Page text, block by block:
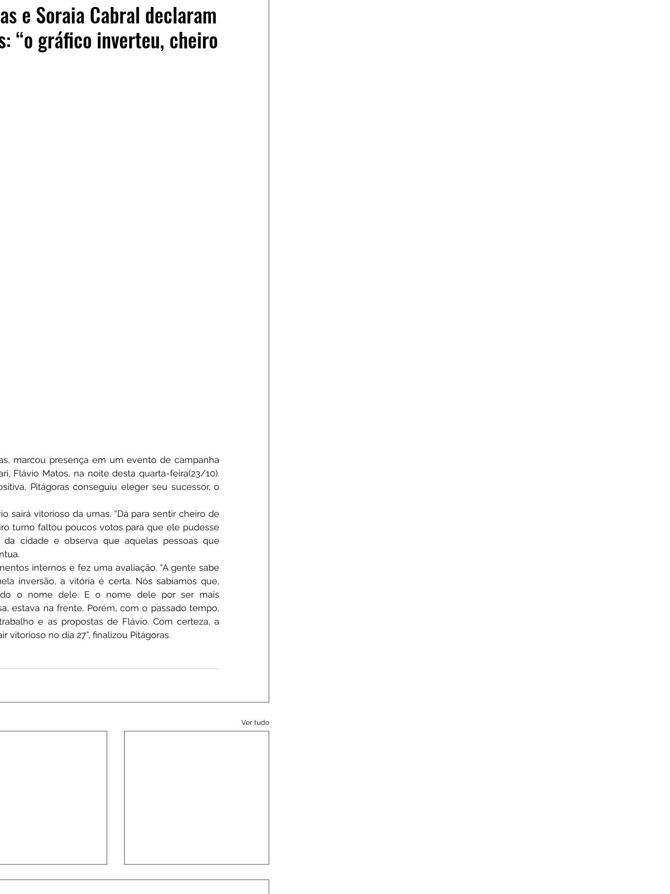
e Soraia Cabral declaram
“o gráfico inverteu, cheiro
marcou presença em um evento de campanha
Pitágoras conseguiu eleger seu sucessor, o
sairá vitorioso da urnas. “Dá para sentir cheiro de
turno faltou poucos votos para que ele pudesse
cidade e observa que aquelas pessoas que
internos e fez uma avaliação. “A gente sabe
inversão, a vitória é certa. Nós sabíamos que,
o nome dele. E o nome dele por ser mais
estava na frente. Porém, com o passado tempo,
e as propostas de Flávio. Com certeza, a
vitorioso no dia 27”, finalizou Pitágoras.
Ver tudo